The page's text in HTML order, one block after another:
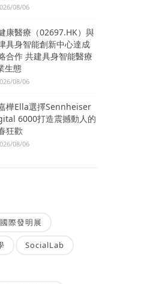
08/06
康醫療（02697.HK）與
具身智能創新中心達成
合作 共建具身智能醫療
生態
08/06
樺Ella選擇Sennheiser
6000打造震撼動人的
狂歡
08/06
國際發明展
SocialLab